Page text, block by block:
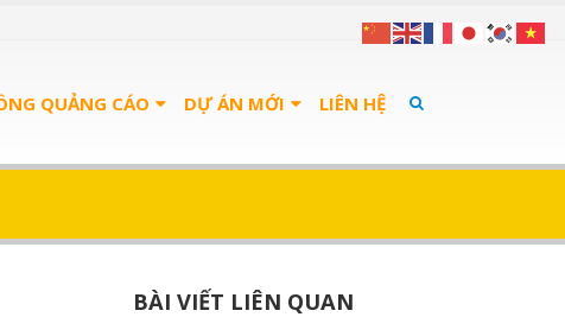
QUẢNG CÁO DỰ ÁN MỚI LIÊN HỆ
BÀI VIẾT LIÊN QUAN